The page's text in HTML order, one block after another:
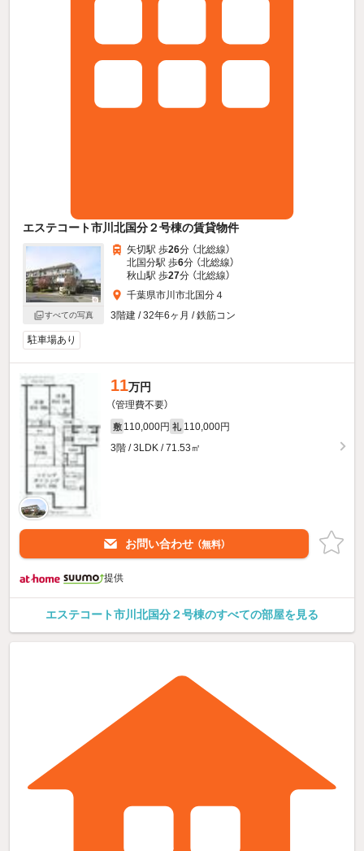
エステコート市川北国分２号棟の賃貸物件
すべての写真
矢切駅 歩26分 （北総線）
北国分駅 歩6分 （北総線）
秋山駅 歩27分 （北総線）
千葉県市川市北国分４
3階建 / 32年6ヶ月 / 鉄筋コン
駐車場あり
11万円
（管理費不要）
敷 110,000円 礼 110,000円
3階 / 3LDK / 71.53㎡
お問い合わせ （無料）
提供
エステコート市川北国分２号棟のすべての部屋を見る